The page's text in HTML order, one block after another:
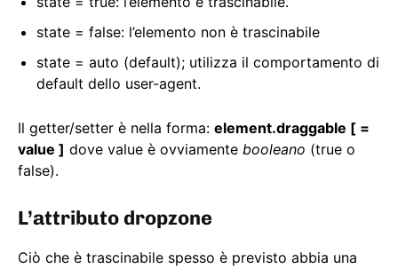
state = false: l’elemento non è trascinabile
state = auto (default); utilizza il comportamento di
default dello user-agent.
Il getter/setter è nella forma: element.draggable [ =
value ] dove value è ovviamente booleano (true o
false).
L’attributo dropzone
Ciò che è trascinabile spesso è previsto abbia una